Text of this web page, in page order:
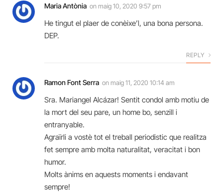
Maria Antònia onmaig 10, 2020 9:57 pm
He tingut el plaer de conèixe’l, una bona persona.
DEP.
REPLY
Ramon Font Serra onmaig 11, 2020 10:14 am
Sra. Mariangel Alcázar! Sentit condol amb motiu de
la mort del seu pare, un home bo, senzill i
entranyable.
Agraïrli a vostè tot el treball periodistic que realitza
fet sempre amb molta naturalitat, veracitat i bon
humor.
Molts ànims en aquests moments i endavant
sempre!